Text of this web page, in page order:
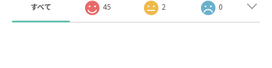
すべて 45 2 0